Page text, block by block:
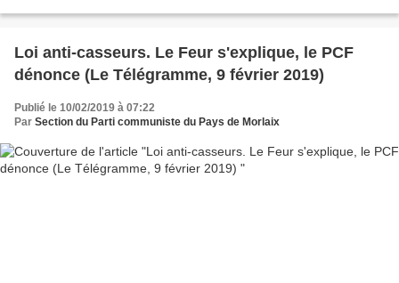
Loi anti-casseurs. Le Feur s'explique, le PCF
dénonce (Le Télégramme, 9 février 2019)
Publié le 10/02/2019 à 07:22
Par Section du Parti communiste du Pays de Morlaix